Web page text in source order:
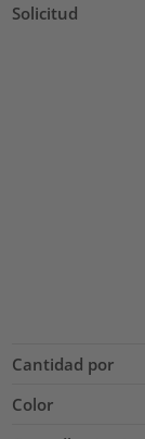
Solicitud
Cantidad por
Color